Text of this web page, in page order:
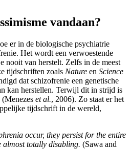
vandaan?
er in de biologische psychiatrie
Het wordt een verwoestende
nooit van herstelt. Zelfs in de meest
tijdschriften zoals Nature en Science
dat schizofrenie een genetische
kan herstellen. Terwijl dit in strijd is
et al., 2006). Zo staat er het
tijdschrift in de wereld,
occur, they persist for the entire
almost totally disabling. (Sawa and